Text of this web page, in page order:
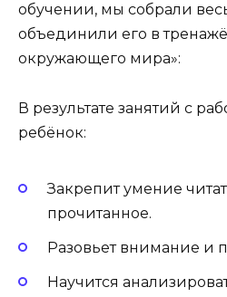
обучении, мы собрали
объединили его в
окружающего мира»:
В результате занятий с
ребёнок:
Закрепит умение
прочитанное.
Разовьет внимание и
Научится